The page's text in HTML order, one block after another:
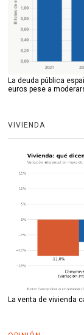
La deuda pública
euros pese a
VIVIENDA
La venta de vivienda